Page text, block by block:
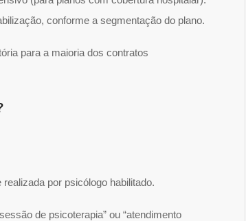
conforme a segmentação do plano.
para a maioria dos contratos
por psicólogo habilitado.
de psicoterapia” ou “atendimento